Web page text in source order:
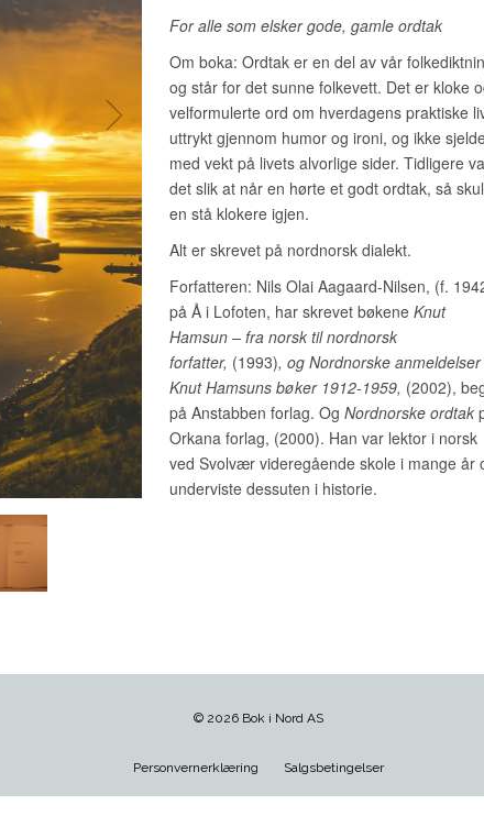
© 2026 Bok i Nord AS
Personvernerklæring Salgsbetingelser